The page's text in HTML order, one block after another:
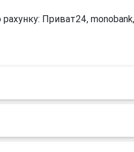
рахунку: Приват24,